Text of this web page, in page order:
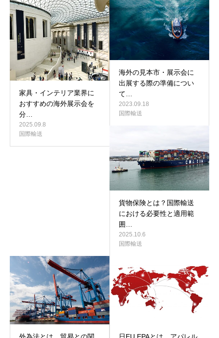
家具・インテリア業界に
おすすめの海外展示会を
分…
2025.09.8
国際輸送
海外の見本市・展示会に
出展する際の準備につい
て…
2023.09.18
国際輸送
貨物保険とは？国際輸送
における必要性と適用範
囲…
2025.10.6
国際輸送
外為法とは 貿易との関 日EU EPAとは アパレル